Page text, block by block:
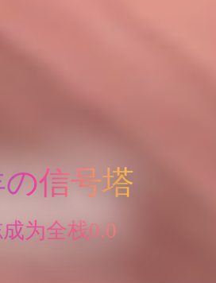
信号塔
为全栈0.0